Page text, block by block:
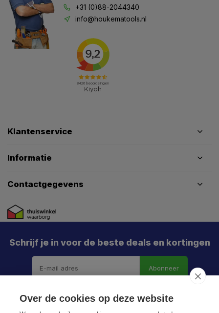
+31 (0)88-2044340
info@houkematools.nl
Klantenservice
Informatie
Contactgegevens
Schrijf je in voor de beste deals en kortingen
Abonneer
Over de cookies op deze website